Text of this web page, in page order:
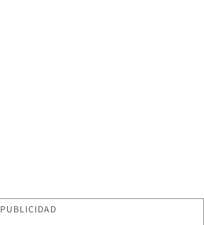
PUBLICIDAD